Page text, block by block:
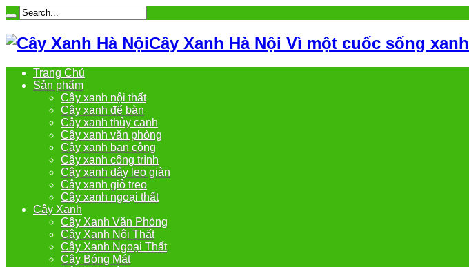
Cây Xanh Hà Nội Vì một cuốc sống xanh
Trang Chủ
Sản phẩm
Cây xanh nội thất
Cây xanh để bàn
Cây xanh thủy canh
Cây xanh văn phòng
Cây xanh ban công
Cây xanh công trình
Cây xanh dây leo giàn
Cây xanh giỏ treo
Cây xanh ngoại thất
Cây Xanh
Cây Xanh Văn Phòng
Cây Xanh Nội Thất
Cây Xanh Ngoại Thất
Cây Bóng Mát